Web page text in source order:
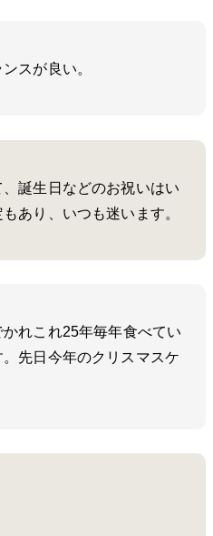
スが良い。
誕生日などのお祝いはい
あり、いつも迷います。
れこれ25年毎年食べてい
先日今年のクリスマスケ